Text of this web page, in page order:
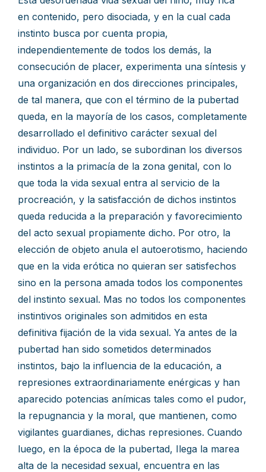
en contenido, pero disociada, y en la cual cada
instinto busca por cuenta propia,
independientemente de todos los demás, la
consecución de placer, experimenta una síntesis y
una organización en dos direcciones principales,
de tal manera, que con el término de la pubertad
queda, en la mayoría de los casos, completamente
desarrollado el definitivo carácter sexual del
individuo. Por un lado, se subordinan los diversos
instintos a la primacía de la zona genital, con lo
que toda la vida sexual entra al servicio de la
procreación, y la satisfacción de dichos instintos
queda reducida a la preparación y favorecimiento
del acto sexual propiamente dicho. Por otro, la
elección de objeto anula el autoerotismo, haciendo
que en la vida erótica no quieran ser satisfechos
sino en la persona amada todos los componentes
del instinto sexual. Mas no todos los componentes
instintivos originales son admitidos en esta
definitiva fijación de la vida sexual. Ya antes de la
pubertad han sido sometidos determinados
instintos, bajo la influencia de la educación, a
represiones extraordinariamente enérgicas y han
aparecido potencias anímicas tales como el pudor,
la repugnancia y la moral, que mantienen, como
vigilantes guardianes, dichas represiones. Cuando
luego, en la época de la pubertad, Ilega la marea
alta de la necesidad sexual, encuentra en las